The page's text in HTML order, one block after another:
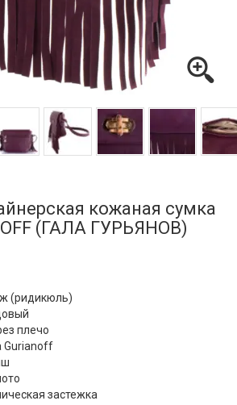
кожаная сумка
(ГАЛА ГУРЬЯНОВ)
(ридикюль)
плечо
Gurianoff
застежка